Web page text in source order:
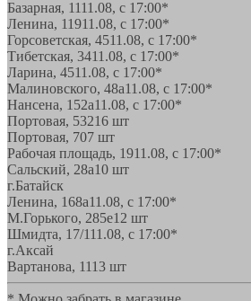
Базарная, 1111.08, с 17:00*
Ленина, 11911.08, с 17:00*
Горсоветская, 4511.08, с 17:00*
Тибетская, 3411.08, с 17:00*
Ларина, 4511.08, с 17:00*
Малиновского, 48а11.08, с 17:00*
Нансена, 152а11.08, с 17:00*
Портовая, 53216 шт
Портовая, 707 шт
Рабочая площадь, 1911.08, с 17:00*
Сальский, 28a10 шт
г.Батайск
Ленина, 168а11.08, с 17:00*
М.Горького, 285е12 шт
Шмидта, 17/111.08, с 17:00*
г.Аксай
Вартанова, 1113 шт